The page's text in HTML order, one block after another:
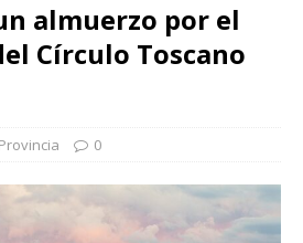
almuerzo por el
Círculo Toscano
0